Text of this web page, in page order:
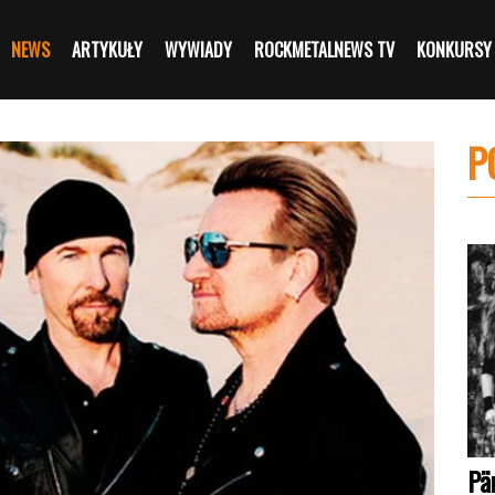
NEWS ARTYKUŁY WYWIADY ROCKMETALNEWS TV KONKURSY